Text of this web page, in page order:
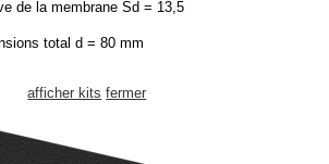
de la membrane Sd = 13,5
total d = 80 mm
afficher kits fermer